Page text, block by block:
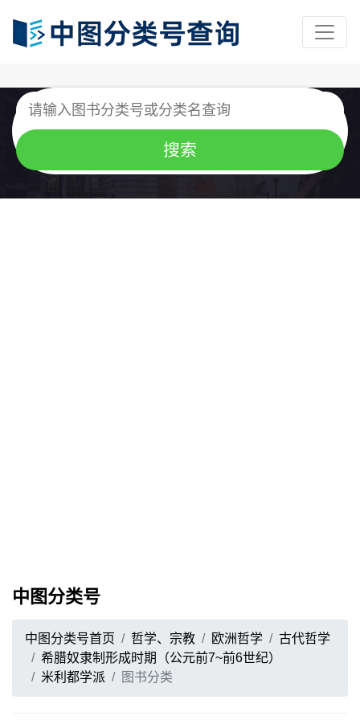
中图分类号
中图分类号首页 哲学、宗教 欧洲哲学
古代哲学
希腊奴隶制形成时期（公元前7~前6世纪）
米利都学派
图书分类